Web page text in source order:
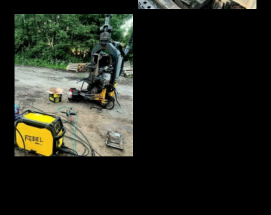
AVA SUUREMALT